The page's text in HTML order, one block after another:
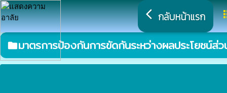
arrow_back_ios กลับหน้าแรก
folderมาตรการป้องกันการขัดกันระหว่างผลประโยชน์ส่